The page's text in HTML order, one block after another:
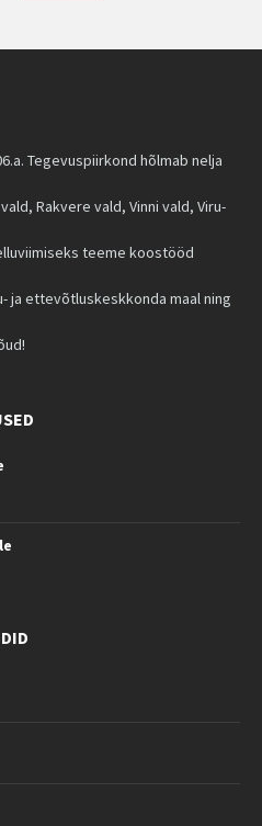
Tegevuspiirkond hõlmab nelja
Rakvere vald, Vinni vald, Viru-
teeme koostööd
ja ettevõtluskeskkonda maal ning